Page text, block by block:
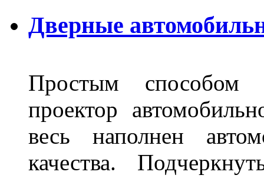
Дверные
Простым способом
проектор
весь наполнен
качества.